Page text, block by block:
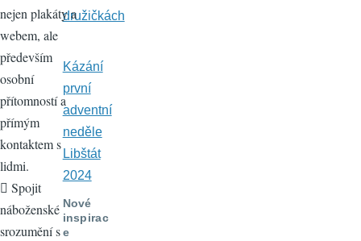
nejen plakáty a
webem, ale
především
osobní
přítomností a
přímým
kontaktem s
lidmi.
 Spojit
náboženské
srozumění s
družičkách
Kázání
první
adventní
neděle
Libštát
2024
Nové
inspirac
e